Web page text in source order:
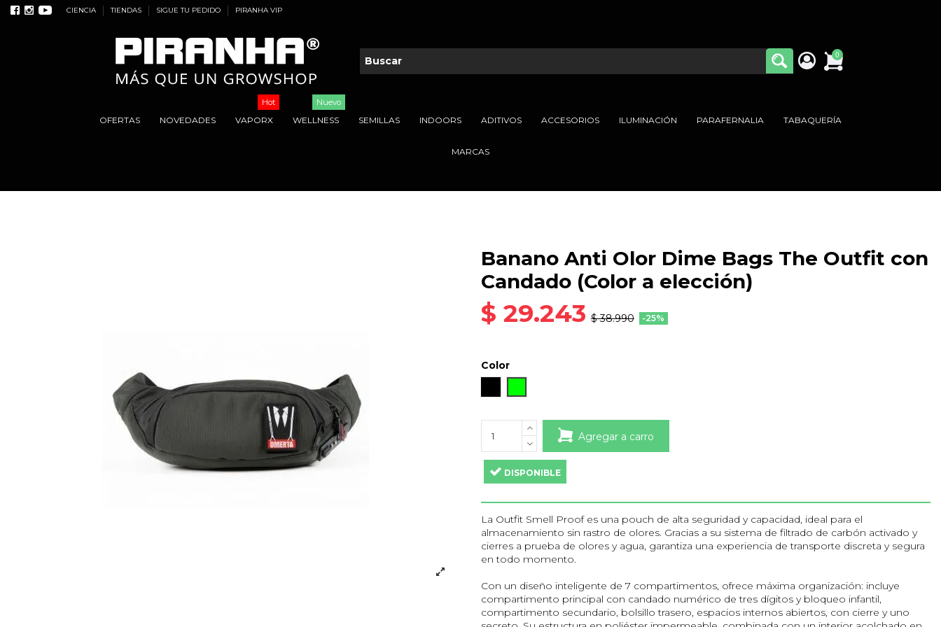
CIENCIA TIENDAS SIGUE TU PEDIDO PIRANHA VIP
0
OFERTAS NOVEDADES VAPORX
Hot
WELLNESS
Nuevo
SEMILLAS INDOORS ADITIVOS ACCESORIOS ILUMINACIÓN PARAFERNALIA TABAQUERÍA
MARCAS
Banano Anti Olor Dime Bags The Outfit con
Candado (Color a elección)
$ 29.243 $ 38.990 -25%
Color
Agregar a carro
DISPONIBLE
La Outfit Smell Proof es una pouch de alta seguridad y capacidad, ideal para el
almacenamiento sin rastro de olores. Gracias a su sistema de filtrado de carbón activado y
cierres a prueba de olores y agua, garantiza una experiencia de transporte discreta y segura
en todo momento.
Con un diseño inteligente de 7 compartimentos, ofrece máxima organización: incluye
compartimento principal con candado numérico de tres dígitos y bloqueo infantil,
compartimento secundario, bolsillo trasero, espacios internos abiertos, con cierre y uno